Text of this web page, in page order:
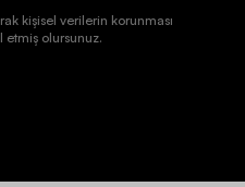
kişisel verilerin korunması
etmiş olursunuz.